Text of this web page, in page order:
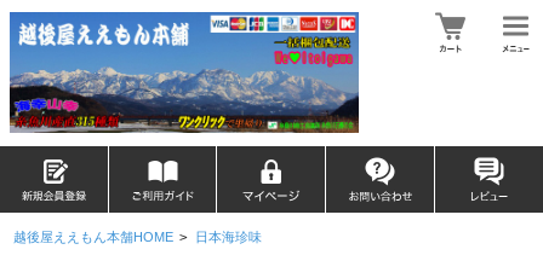
越後屋ええもん本舗HOME > 日本海珍味